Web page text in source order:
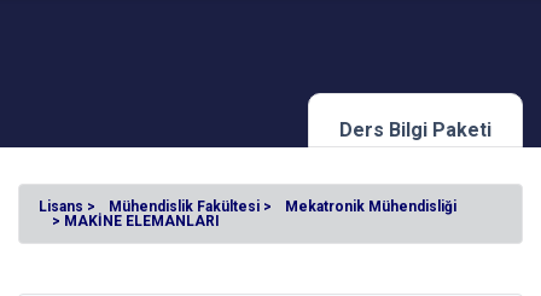
Ders Bilgi Paketi
Lisans > Mühendislik Fakültesi >
Mekatronik Mühendisliği
> MAKİNE ELEMANLARI